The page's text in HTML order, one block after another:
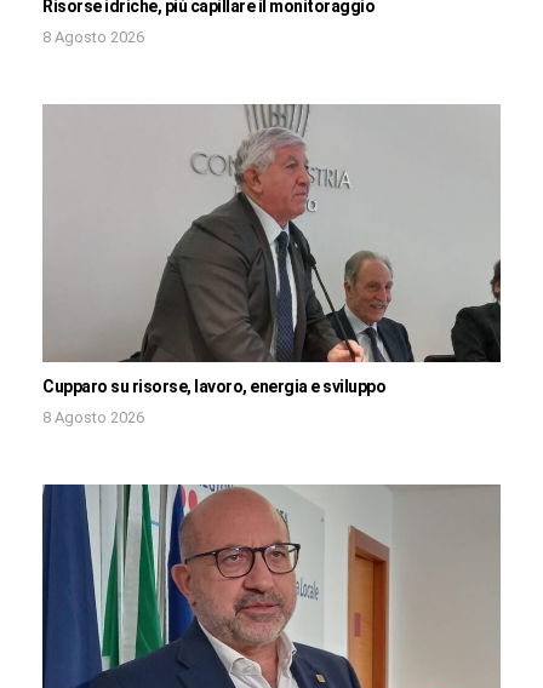
Risorse idriche, più capillare il monitoraggio
8 Agosto 2026
Cupparo su risorse, lavoro, energia e sviluppo
8 Agosto 2026